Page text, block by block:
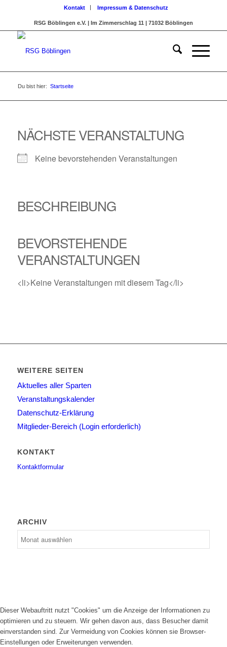
Kontakt Impressum & Datenschutz
RSG Böblingen e.V. | Im Zimmerschlag 11 | 71032 Böblingen
Du bist hier: Startseite
NÄCHSTE VERANSTALTUNG
Keine bevorstehenden Veranstaltungen
BESCHREIBUNG
BEVORSTEHENDE
VERANSTALTUNGEN
<li>Keine Veranstaltungen mit diesem Tag</li>
WEITERE SEITEN
Aktuelles aller Sparten
Veranstaltungskalender
Datenschutz-Erklärung
Mitglieder-Bereich (Login erforderlich)
KONTAKT
Kontaktformular
ARCHIV
Dieser Webauftritt nutzt "Cookies" um die Anzeige der Informationen zu
optimieren und zu steuern. Wir gehen davon aus, dass Besucher damit
einverstanden sind. Zur Vermeidung von Cookies können sie Browser-
Einstellungen oder Erweiterungen verwenden.